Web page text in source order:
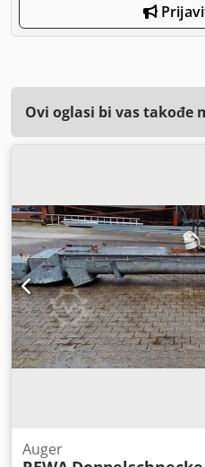
Ovi oglasi bi vas takođe
Auger